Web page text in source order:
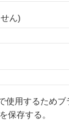
ん)
使用するため
保存する。